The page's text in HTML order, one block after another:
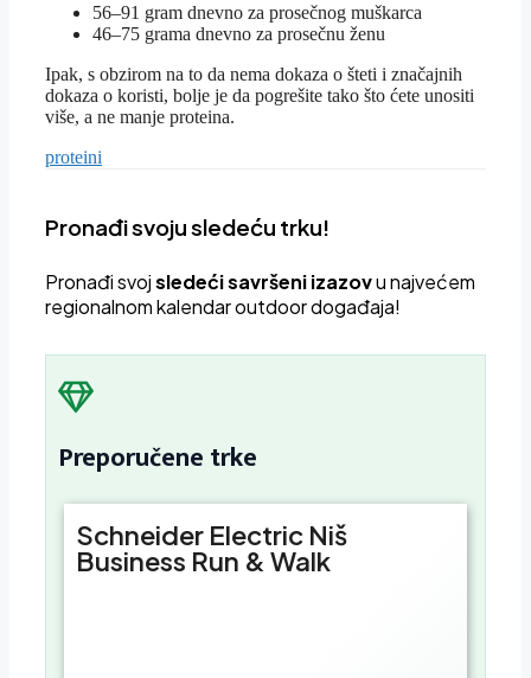
56–91 gram dnevno za prosečnog muškarca
46–75 grama dnevno za prosečnu ženu
Ipak, s obzirom na to da nema dokaza o šteti i značajnih
dokaza o koristi, bolje je da pogrešite tako što ćete unositi
više, a ne manje proteina.
proteini
Pronađi svoju sledeću trku!
Pronađi svojsledeći savršeni izazovu najvećem
regionalnom kalendar outdoor događaja!
Preporučene trke
Schneider Electric Niš
Business Run & Walk